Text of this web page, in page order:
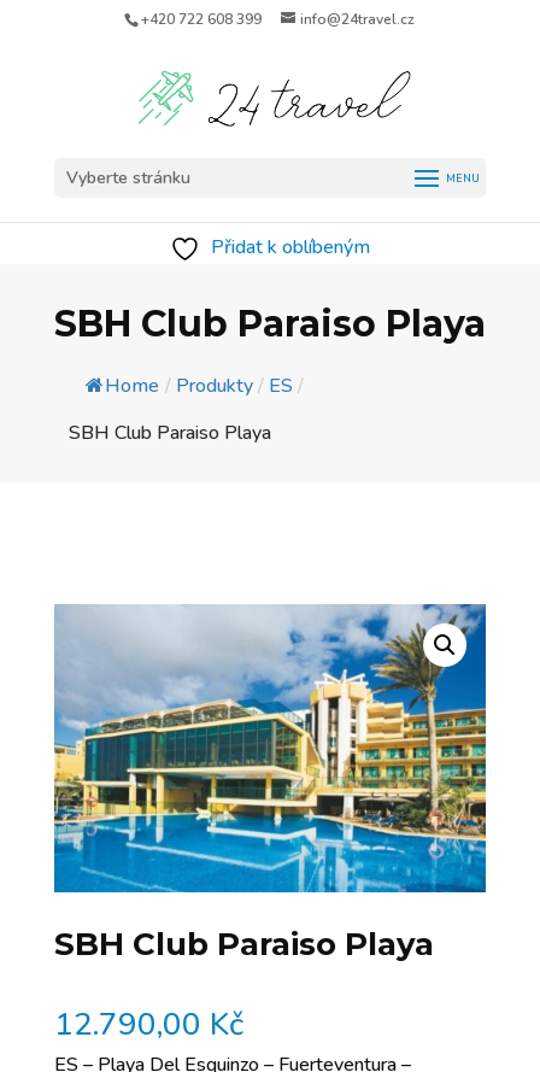
+420 722 608 399 info@24travel.cz
Vyberte stránku
Přidat k oblíbeným
SBH Club Paraiso Playa
Home / Produkty/ ES /
SBH Club Paraiso Playa
SBH Club Paraiso Playa
12.790,00 Kč
ES – Playa Del Esquinzo – Fuerteventura –